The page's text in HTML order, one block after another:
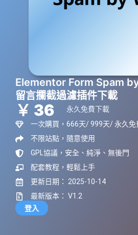
Elementor Form Spam
留言攔截過濾插件下載
￥ 36 永久免費下載
一次購買，666天/ 999天/ 永久免
不限站點，隨意使用
GPL協議，安全、純淨、無後門
配套教程，輕鬆上手
更新日期： 2025-10-14
最新版本： V1.2
登入